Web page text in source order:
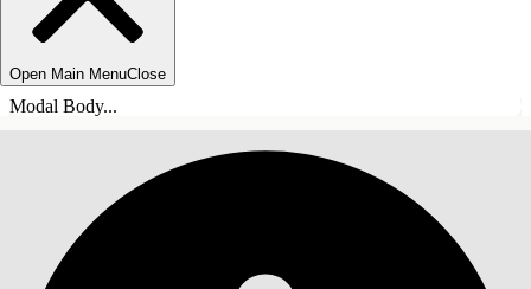
Open Main MenuClose
Modal Body...